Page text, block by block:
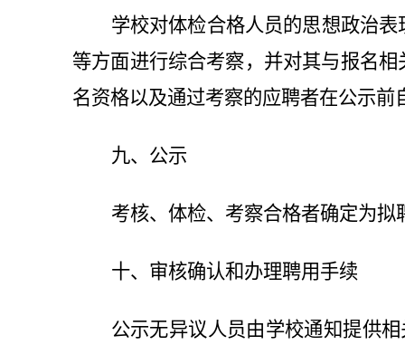
学校对体检合格人员的思想政治
等方面进行综合考察，并对其与报名
名资格以及通过考察的应聘者在公示
九、公示
考核、体检、考察合格者确定为
十、审核确认和办理聘用手续
公示无异议人员由学校通知提供